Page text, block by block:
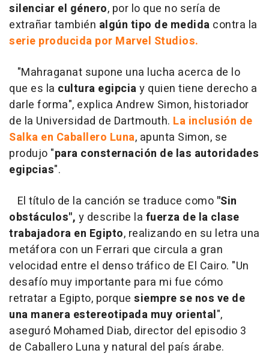
silenciar el género, por lo que no sería de
extrañar también algún tipo de medida contra la
serie producida por Marvel Studios.
"Mahraganat supone una lucha acerca de lo
que es la cultura egipciay quien tiene derecho a
darle forma", explica Andrew Simon, historiador
de la Universidad de Dartmouth. La inclusión de
Salka en Caballero Luna, apunta Simon, se
produjo "para consternación de las autoridades
egipcias".
El título de la canción se traduce como "Sin
obstáculos", y describe la fuerza de la clase
trabajadora en Egipto, realizando en su letra una
metáfora con un Ferrari que circula a gran
velocidad entre el denso tráfico de El Cairo. "Un
desafío muy importante para mi fue cómo
retratar a Egipto, porque siempre se nos ve de
una manera estereotipada muy oriental",
aseguró Mohamed Diab, director del episodio 3
de Caballero Luna y natural del país árabe.